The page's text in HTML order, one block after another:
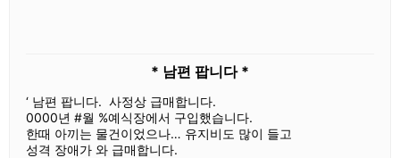
* 남편 팝니다 *
‘ 남편 팝니다. 사정상 급매합니다.
0000년 #월 %예식장에서 구입했습니다.
한때 아끼는 물건이었으나… 유지비도 많이 들고
성격 장애가 와 급매합니다.